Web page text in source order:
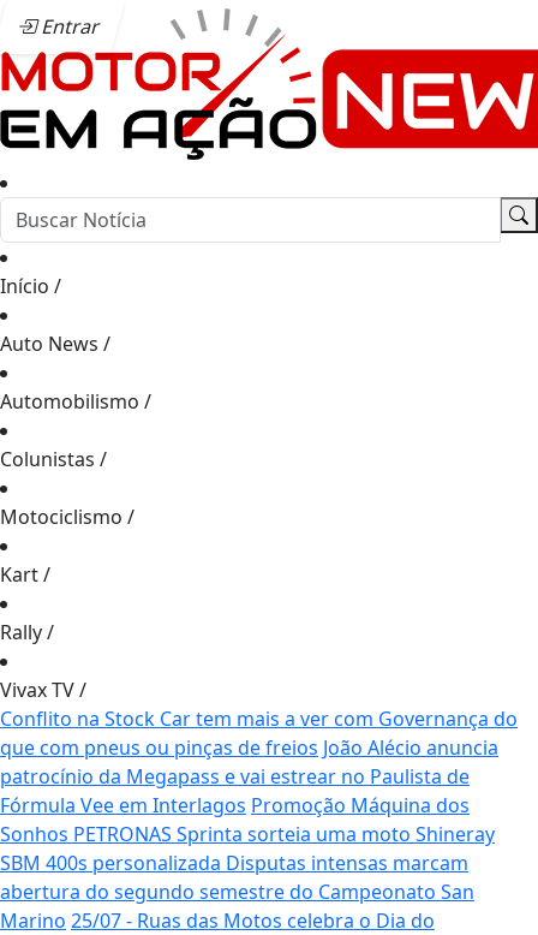
Entrar
Início /
Auto News /
Automobilismo /
Colunistas /
Motociclismo /
Kart/
Rally/
Vivax TV/
Conflito na Stock Car tem mais a ver com Governança do
que com pneus ou pinças de freios João Alécio anuncia
patrocínio da Megapass e vai estrear no Paulista de
Fórmula Vee em Interlagos Promoção Máquina dos
Sonhos PETRONAS Sprinta sorteia uma moto Shineray
SBM 400s personalizada Disputas intensas marcam
abertura do segundo semestre do Campeonato San
Marino 25/07 - Ruas das Motos celebra o Dia do